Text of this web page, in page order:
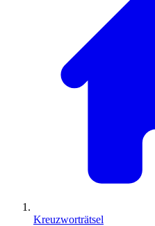
Kreuzworträtsel